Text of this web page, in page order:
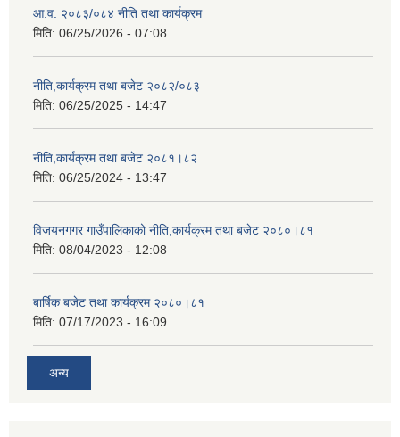
आ.व. २०८३/०८४ नीति तथा कार्यक्रम
मिति: 06/25/2026 - 07:08
नीति,कार्यक्रम तथा बजेट २०८२/०८३
मिति: 06/25/2025 - 14:47
नीति,कार्यक्रम तथा बजेट २०८१।८२
मिति: 06/25/2024 - 13:47
विजयनगगर गाउँपालिकाको नीति,कार्यक्रम तथा बजेट २०८०।८१
मिति: 08/04/2023 - 12:08
बार्षिक बजेट तथा कार्यक्रम २०८०।८१
मिति: 07/17/2023 - 16:09
अन्य